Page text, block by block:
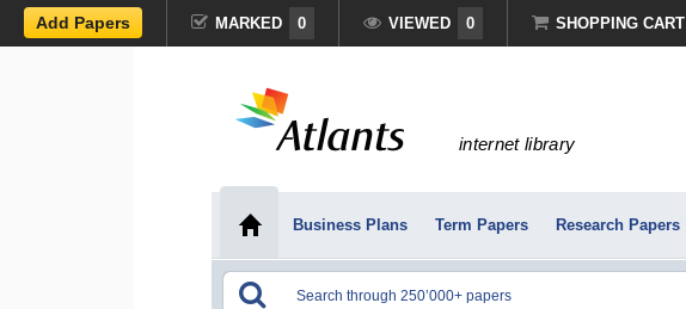
Add Papers MARKED 0 VIEWED 0 SHOPPING CART
internet library
Business Plans Term Papers Research Papers